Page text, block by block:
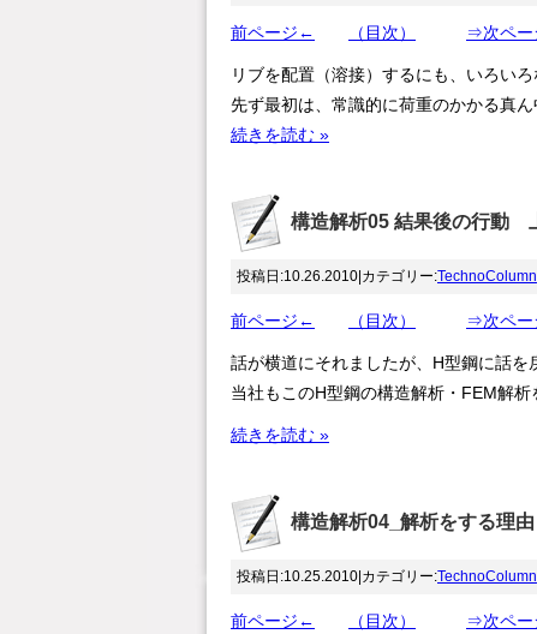
前ページ← （目次） ⇒次ペー
リブを配置（溶接）するにも、いろいろ
先ず最初は、常識的に荷重のかかる真
続きを読む »
構造解析05 結果後の行動
投稿日:10.26.2010|カテゴリー:TechnoColumn
前ページ← （目次） ⇒次ペー
話が横道にそれましたが、H型鋼に話を
当社もこのH型鋼の構造解析・FEM解析
続きを読む »
構造解析04_解析をする
投稿日:10.25.2010|カテゴリー:TechnoColumn
前ページ← （目次） ⇒次ペー